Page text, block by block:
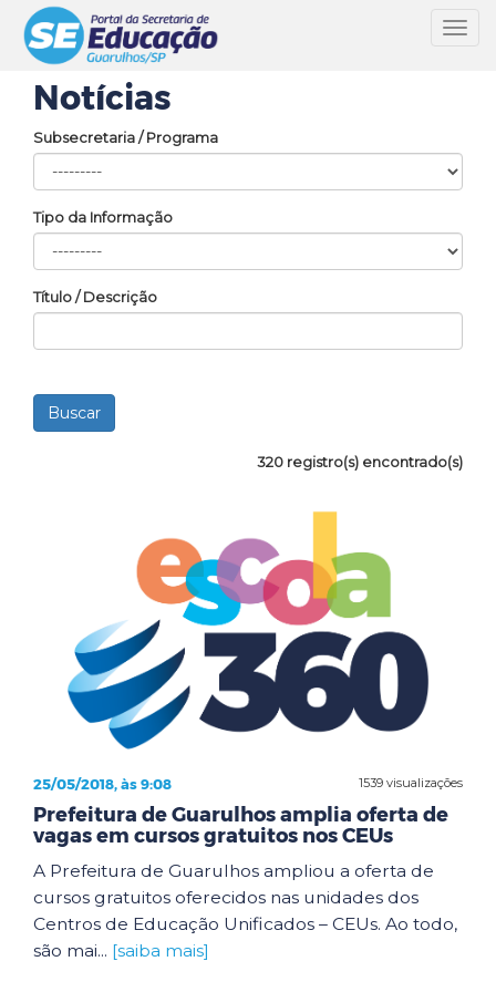
Notícias
Subsecretaria / Programa
Tipo da Informação
Título / Descrição
320 registro(s) encontrado(s)
1539 visualizações
25/05/2018, às 9:08
Prefeitura de Guarulhos amplia oferta de
vagas em cursos gratuitos nos CEUs
A Prefeitura de Guarulhos ampliou a oferta de
cursos gratuitos oferecidos nas unidades dos
Centros de Educação Unificados – CEUs. Ao todo,
são mai... [saiba mais]